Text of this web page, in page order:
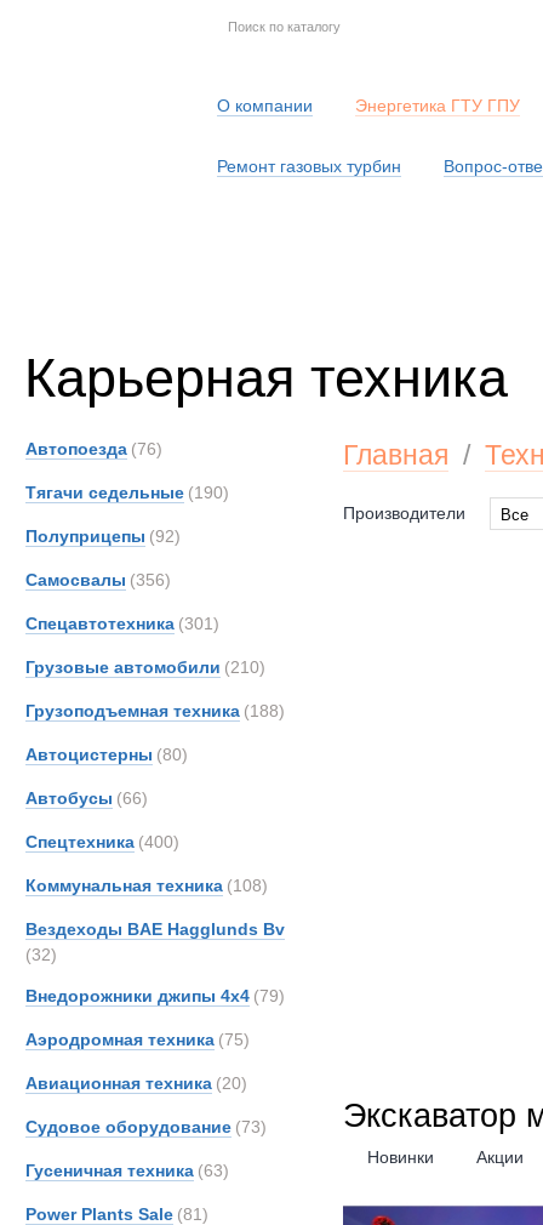
О компании Энергетика ГТУ ГПУ
Ремонт газовых турбин Вопрос-
Карьерная техника
Автопоезда (76)
Тягачи седельные (190)
Полуприцепы (92)
Самосвалы (356)
Спецавтотехника (301)
Грузовые автомобили (210)
Грузоподъемная техника (188)
Автоцистерны (80)
Автобусы (66)
Спецтехника (400)
Коммунальная техника (108)
Вездеходы BAE Hagglunds Bv
(32)
Внедорожники джипы 4х4 (79)
Аэродромная техника (75)
Авиационная техника (20)
Судовое оборудование (73)
Гусеничная техника (63)
Power Plants Sale (81)
Главная /
Производители
Все
MAN
MCE
Экскаватор
Новинки Акции